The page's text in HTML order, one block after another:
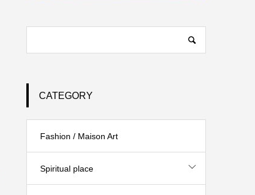
CATEGORY
Fashion / Maison Art
Spiritual place